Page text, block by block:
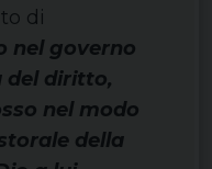
di
nel governo
del diritto,
nel modo
della